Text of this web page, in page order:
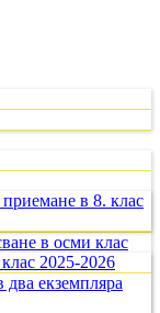
в 8. клас
в осми клас
2025-2026
екземпляра